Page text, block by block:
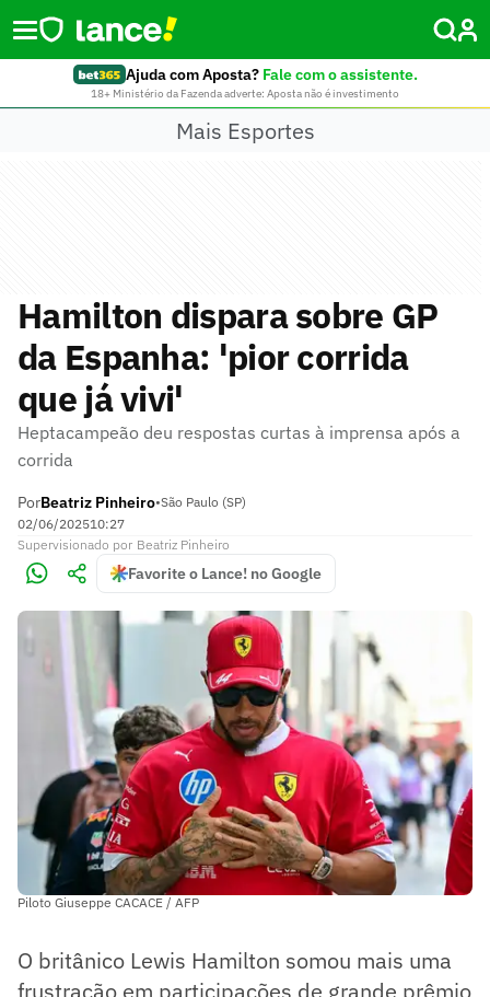
Ajuda com Aposta? Fale com o assistente.
18+ Ministério da Fazenda adverte: Aposta não é investimento
Mais Esportes
Hamilton dispara sobre GP
da Espanha: 'pior corrida
que já vivi'
Heptacampeão deu respostas curtas à imprensa após a
corrida
PorBeatriz Pinheiro•São Paulo (SP)
02/06/202510:27
Supervisionado por Beatriz Pinheiro
Favorite o Lance! no Google
Piloto Giuseppe CACACE / AFP
O britânico Lewis Hamilton somou mais uma
frustração em participações de grande prêmio